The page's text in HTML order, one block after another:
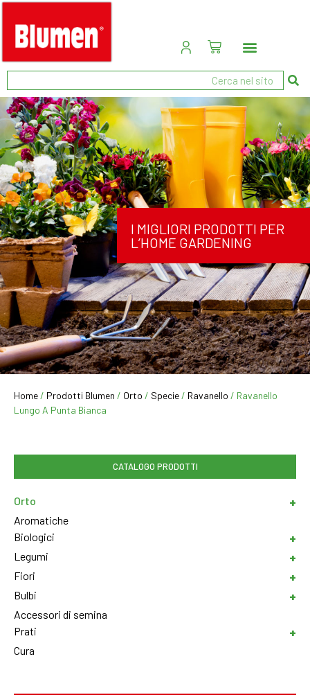
I MIGLIORI PRODOTTI PER
L’HOME GARDENING
Home / Prodotti Blumen / Orto / Specie / Ravanello / Ravanello
Lungo A Punta Bianca
CATALOGO PRODOTTI
Orto
Aromatiche
Biologici
Legumi
Fiori
Bulbi
Accessori di semina
Prati
Cura